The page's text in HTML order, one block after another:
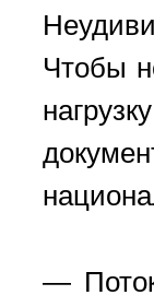
Чтобы
—